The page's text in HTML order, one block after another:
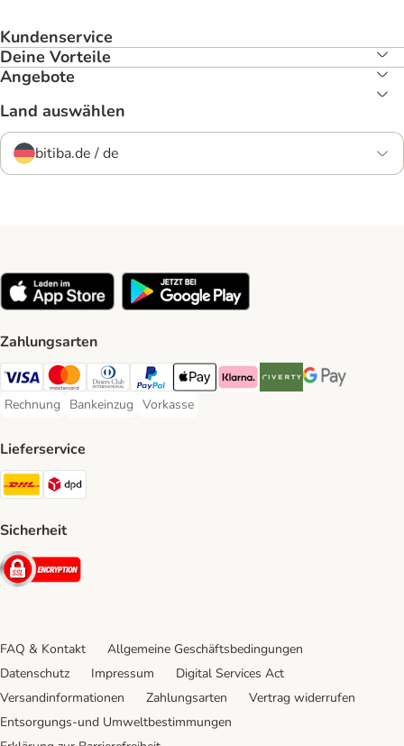
Kundenservice
Deine Vorteile
Angebote
Land auswählen
bitiba.de / de
Zahlungsarten
Visa Payment Method
Mastercard Payment Method
Diners Club Payment Method
PayPal Payment Method
Apple Pay Payment Method
Klarna Payment Method
Riverty Payment Method
Google Pay
Rechnung
Rechnung Payment Method
Bankeinzug
Bankeinzug Payment Method
Vorkasse
Vorkasse Payment Method
Lieferservice
DHL Shipping Method
Sicherheit
Security
FAQ & Kontakt
Allgemeine Geschäftsbedingungen
Datenschutz
Impressum
Digital Services Act
Versandinformationen
Zahlungsarten
Vertrag widerrufen
Entsorgungs-und Umweltbestimmungen